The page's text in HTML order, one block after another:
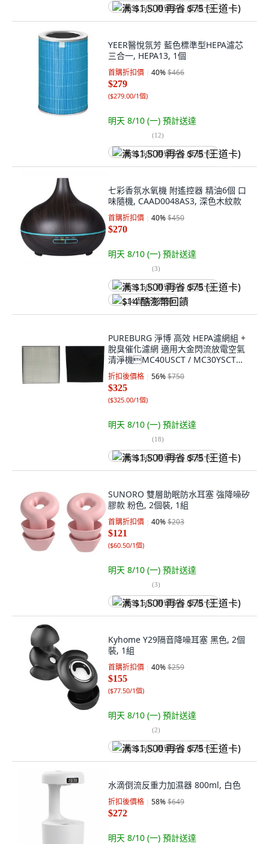
满 $1,500 再省 $75 (王道卡)
YEER醫悅氛芳 藍色標準型HEPA濾芯
三合一, HEPA13, 1個
首購折扣價 40%$466
$279
($279.00/1個)
明天 8/10 (一) 預計送達
(12)
满 $1,500 再省 $75 (王道卡)
七彩香氛水氧機 附遙控器 精油6個 口
味隨機, CAAD0048AS3, 深色木紋款
首購折扣價 40%$450
$270
明天 8/10 (一) 預計送達
(3)
满 $1,500 再省 $75 (王道卡)
$14 酷澎幣回饋
PUREBURG 淨博 高效 HEPA濾網組 +
脫臭催化濾網 適用大金閃流放電空氣
清淨機MC40USCT / MC30YSCT
MC55USCT MCK55USCT, 1組,
MC55-01
折扣後價格 56%$750
$325
($325.00/1個)
明天 8/10 (一) 預計送達
(18)
满 $1,500 再省 $75 (王道卡)
SUNORO 雙層助眠防水耳塞 強降噪矽
膠款 粉色, 2個裝, 1組
首購折扣價 40%$203
$121
($60.50/1個)
明天 8/10 (一) 預計送達
(3)
满 $1,500 再省 $75 (王道卡)
Kyhome Y29隔音降噪耳塞 黑色, 2個
裝, 1組
首購折扣價 40%$259
$155
($77.50/1個)
明天 8/10 (一) 預計送達
(2)
满 $1,500 再省 $75 (王道卡)
水滴倒流反重力加濕器 800ml, 白色
折扣後價格 58%$649
$272
明天 8/10 (一) 預計送達